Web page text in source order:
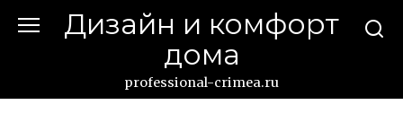
Дизайн и комфорт
дома
professional-crimea.ru